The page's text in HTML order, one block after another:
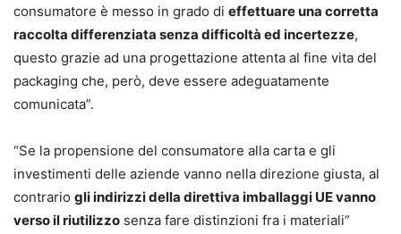
consumatore è messo in grado di effettuare una corretta
raccolta differenziata senza difficoltà ed incertezze,
questo grazie ad una progettazione attenta al fine vita del
packaging che, però, deve essere adeguatamente
comunicata”.
“Se la propensione del consumatore alla carta e gli
investimenti delle aziende vanno nella direzione giusta, al
contrario gli indirizzi della direttiva imballaggi UE vanno
verso il riutilizzo senza fare distinzioni fra i materiali”